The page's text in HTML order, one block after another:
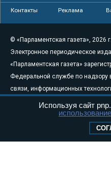
Контакты Реклама
© «Парламентская газета», 2026 г.
Электронное периодическое
«Парламентская газета»
Федеральной службе по надзору
связи, информационных
массовых коммуникаций
августа 2011 года. 18+
Свидетельство о регистрации
Используя сайт